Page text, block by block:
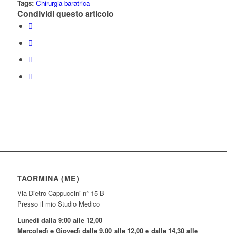
Tags: Chirurgia baratrica
Condividi questo articolo
TAORMINA (ME)
Via Dietro Cappuccini n° 15 B
Presso il mio Studio Medico
Lunedì dalla 9:00 alle 12,00
Mercoledì e Giovedì dalle 9.00 alle 12,00 e dalle 14,30 alle